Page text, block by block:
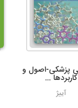
در مناسبت های خاص و
پزشکی-اصول و
کاربردها ...
آییژ